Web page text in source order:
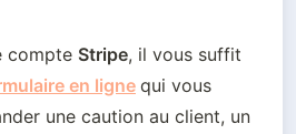
compte Stripe, il vous suffit
en lignequi vous
une caution au client, un